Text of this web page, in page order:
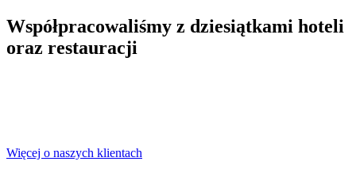
Współpracowaliśmy z dziesiątkami hoteli
oraz restauracji
Więcej o naszych klientach